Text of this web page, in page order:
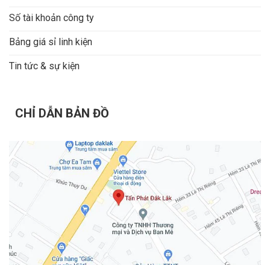
tư vấn online trước khi đặt mua.
Phụ kiện nên mua kèm MacBook Neo
256GB
Số tài khoản công ty
Bảng giá sỉ linh kiện
Tin tức & sự kiện
CHỈ DẪN BẢN ĐỒ